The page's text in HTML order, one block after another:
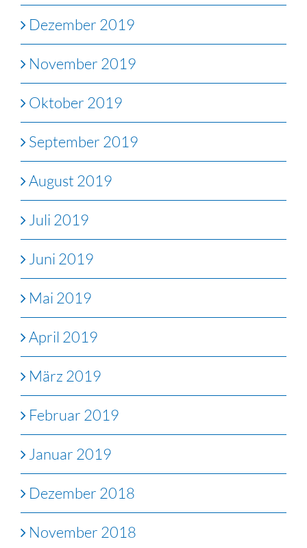
Dezember 2019
November 2019
Oktober 2019
September 2019
August 2019
Juli 2019
Juni 2019
Mai 2019
April 2019
März 2019
Februar 2019
Januar 2019
Dezember 2018
November 2018